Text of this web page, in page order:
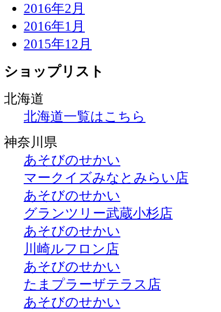
2016年2月
2016年1月
2015年12月
ショップリスト
北海道
北海道一覧はこちら
神奈川県
あそびのせかい
マークイズみなとみらい店
あそびのせかい
グランツリー武蔵小杉店
あそびのせかい
川崎ルフロン店
あそびのせかい
たまプラーザテラス店
あそびのせかい